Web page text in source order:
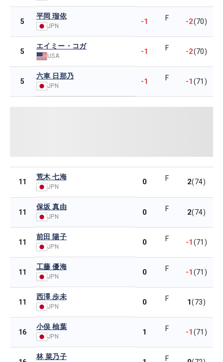
5
平岡 瑠依
JPN -1 F -2(70)
5
エイミー・コガ
USA -1 F -2(70)
5
六車 日那乃
JPN -1 F -1(71)
11
荒木 七海
JPN
0 F 2(74)
11
保坂 真由
JPN 0 F 2(74)
11
前田 陽子
JPN 0 F -1(71)
11
工藤 優海
JPN 0 F -1(71)
11
西澤 歩未
JPN 0 F 1(73)
16
小俣 柚葉
JPN 1 F -1(71)
林 菜乃子 F